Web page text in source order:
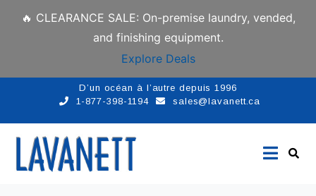
🔥 CLEARANCE SALE: On-premise laundry, vended,
and finishing equipment.
Explore Deals
D’un océan à l’autre depuis 1996
1-877-398-1194
sales@lavanett.ca